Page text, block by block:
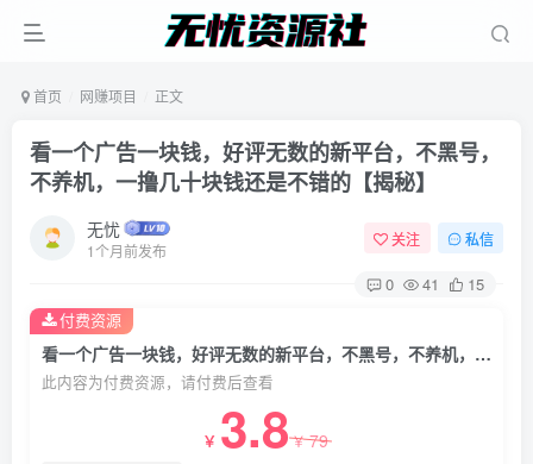
首页 网赚项目 正文
看一个广告一块钱，好评无数的新平台，不黑号，
不养机，一撸几十块钱还是不错的【揭秘】
无忧
1个月前发布
关注 私信
0 41 15
看一个广告一块钱，好评无数的新平台，不黑号，不养机，一撸几十块钱还是不错的【揭秘】
此内容为付费资源，请付费后查看
￥ 3.8￥79
付费资源